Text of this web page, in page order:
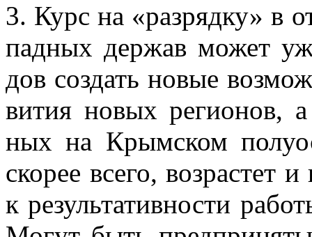
3. Курс на «раз­ряд­ку»
пад­ных дер­жав мо­жет
дов со­здать но­вые
ви­тия но­вых ре­ги­о­нов,
ных на Крым­ском
ско­рее все­го, воз­рас­тет
к ре­зуль­та­тив­но­сти